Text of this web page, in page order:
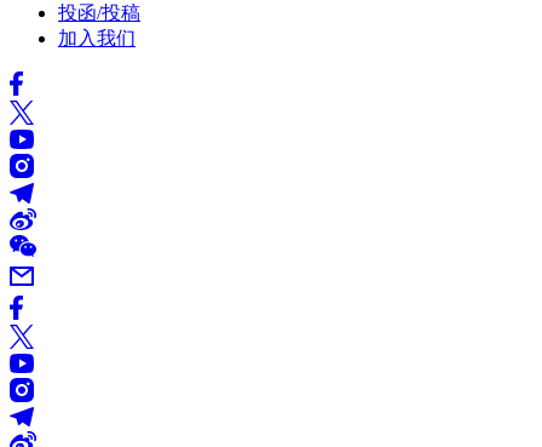
投函/投稿
加入我们